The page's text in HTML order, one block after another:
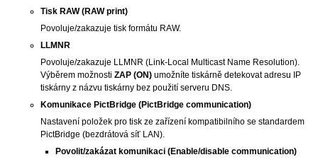
Tisk RAW (RAW print)
Povoluje/zakazuje tisk formátu RAW.
LLMNR
Povoluje/zakazuje LLMNR (Link-Local Multicast Name Resolution).
Výběrem možnosti ZAP (ON)umožníte tiskárně detekovat adresu IP
tiskárnyz názvu tiskárnybez použití serveru DNS.
Komunikace PictBridge (PictBridge communication)
Nastavení položek pro tisk ze zařízení kompatibilního se standardem
PictBridge (bezdrátová síť LAN).
Povolit/zakázat komunikaci (Enable/disable communication)